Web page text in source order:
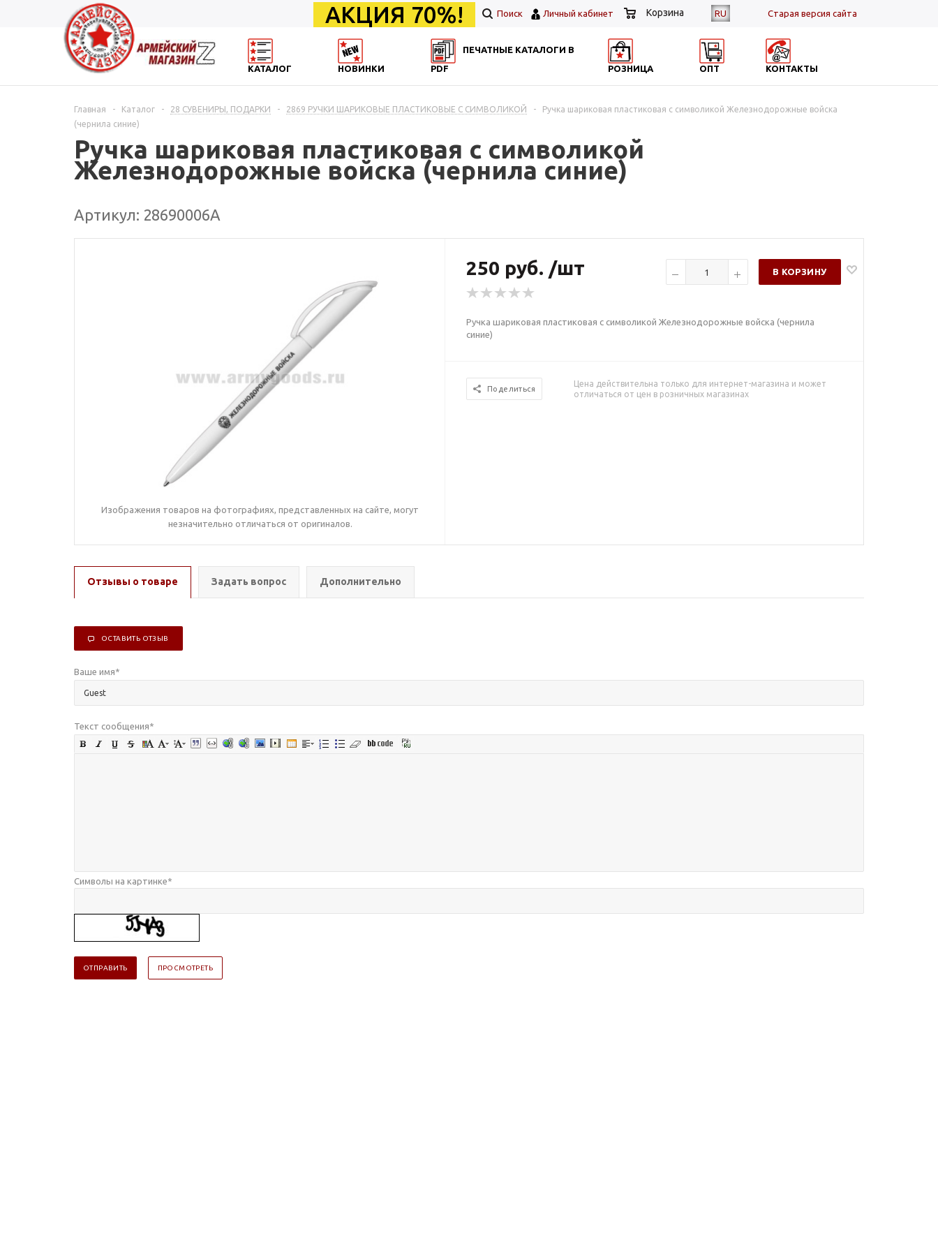
RU Cтарая версия сайта
АКЦИЯ 70%! Поиск Личный кабинет Корзина
КАТАЛОГ НОВИНКИ
ПЕЧАТНЫЕ КАТАЛОГИ В
PDF
РОЗНИЦА ОПТ КОНТАКТЫ
Главная - Каталог - 28 СУВЕНИРЫ, ПОДАРКИ - 2869 РУЧКИ ШАРИКОВЫЕ ПЛАСТИКОВЫЕ С СИМВОЛИКОЙ -
Ручка шариковая пластиковая с символикой Железнодорожные войска
(чернила синие)
Ручка шариковая пластиковая с символикой
Железнодорожные войска (чернила синие)
Артикул: 28690006А
Изображения товаров на фотографиях, представленных на сайте, могут
незначительно отличаться от оригиналов.
250 руб. /шт В КОРЗИНУ
Ручка шариковая пластиковая с символикой Железнодорожные войска (чернила
синие)
Поделиться
Цена действительна только для интернет-магазина и может
отличаться от цен в розничных магазинах
Отзывы о товаре Задать вопрос Дополнительно
ОСТАВИТЬ ОТЗЫВ
Ваше имя*
Текст сообщения*
Символы на картинке*